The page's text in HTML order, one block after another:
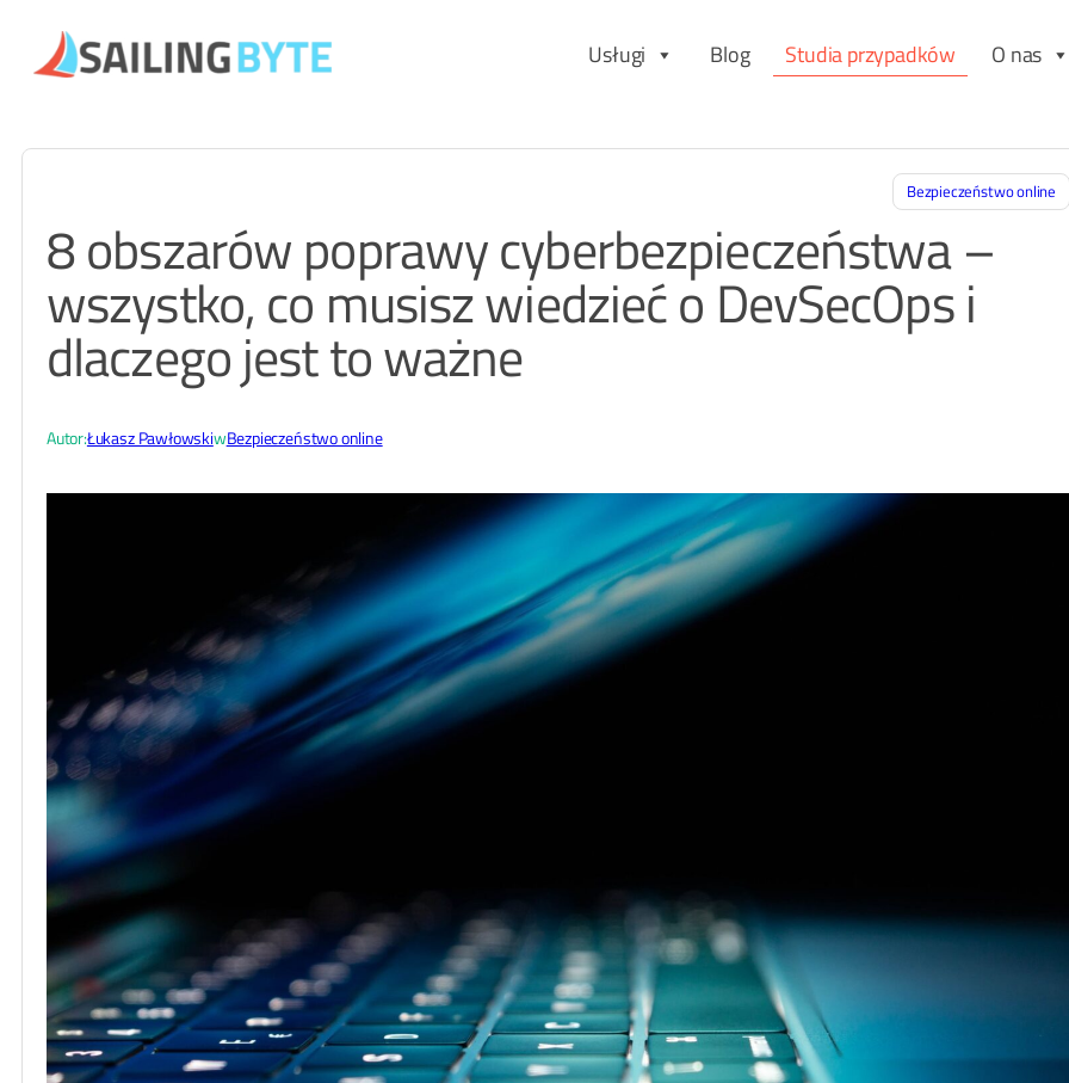
Przejdź
Usługi Blog Studia przypadków O nas
Bezpieczeństwo online
8 obszarów poprawy cyberbezpieczeństwa –
wszystko, co musisz wiedzieć o DevSecOps i
dlaczego jest to ważne
Autor:Łukasz PawłowskiwBezpieczeństwo online